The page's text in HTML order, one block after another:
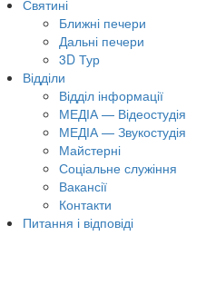
Святині
Ближні печери
Дальні печери
3D Тур
Відділи
Відділ інформації
МЕДІА — Відеостудія
МЕДІА — Звукостудія
Майстерні
Соціальне служіння
Вакансії
Контакти
Питання і відповіді